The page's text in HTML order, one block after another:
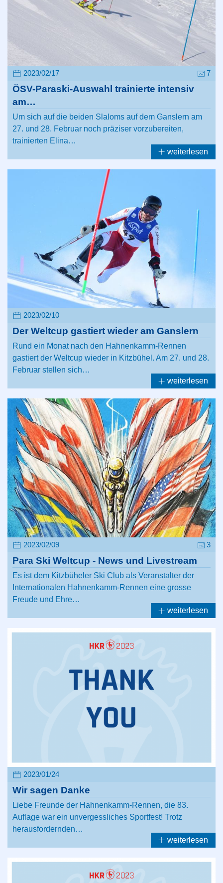
2023/02/17 7
ÖSV-Paraski-Auswahl trainierte intensiv
am…
Um sich auf die beiden Slaloms auf dem Ganslern am
27. und 28. Februar noch präziser vorzubereiten,
trainierten Elina…
weiterlesen
2023/02/10
Der Weltcup gastiert wieder am Ganslern
Rund ein Monat nach den Hahnenkamm-Rennen
gastiert der Weltcup wieder in Kitzbühel. Am 27. und 28.
Februar stellen sich…
weiterlesen
2023/02/09 3
Para Ski Weltcup - News und Livestream
Es ist dem Kitzbüheler Ski Club als Veranstalter der
Internationalen Hahnenkamm-Rennen eine grosse
Freude und Ehre…
weiterlesen
2023/01/24
Wir sagen Danke
Liebe Freunde der Hahnenkamm-Rennen, die 83.
Auflage war ein unvergessliches Sportfest! Trotz
herausfordernden…
weiterlesen